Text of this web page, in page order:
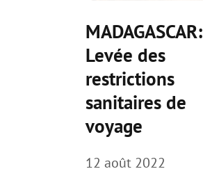
MADAGASCAR:
Levée des
restrictions
sanitaires de
voyage
12 août 2022